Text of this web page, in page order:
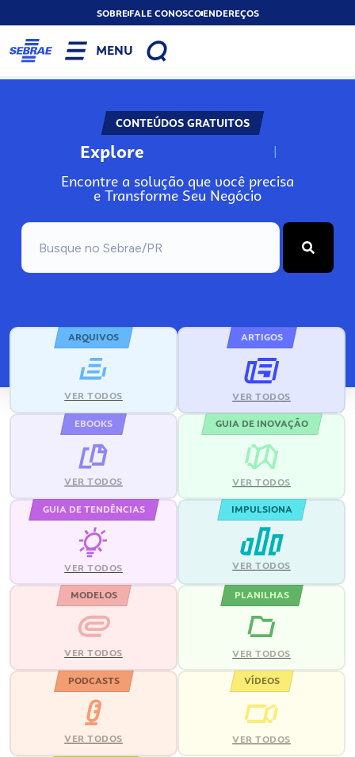
SOBREFALE CONOSCOENDEREÇOS
MENU
CONTEÚDOS GRATUITOS
Explore N
Encontre a solução que você precisa
e Transforme Seu Negócio
ARQUIVOS
VER TODOS
ARTIGOS
VER TODOS
EBOOKS
VER TODOS
GUIA DE INOVAÇÃO
VER TODOS
GUIA DE TENDÊNCIAS
VER TODOS
IMPULSIONA
VER TODOS
MODELOS
VER TODOS
PLANILHAS
VER TODOS
PODCASTS
VER TODOS
VÍDEOS
VER TODOS